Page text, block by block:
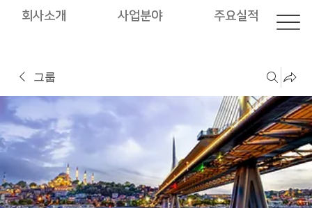
회사소개 사업분야 주요실적
그룹